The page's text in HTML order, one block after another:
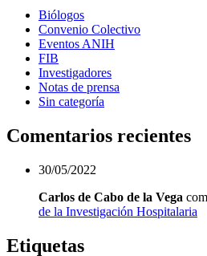
Biólogos
Convenio Colectivo
Eventos ANIH
FIB
Investigadores
Notas de prensa
Sin categoría
Comentarios recientes
30/05/2022
Carlos de Cabo de la Vega
de la Investigación Hospitalaria
Etiquetas